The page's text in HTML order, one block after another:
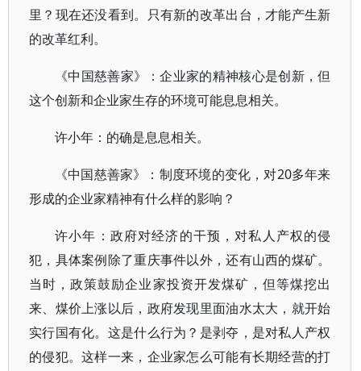
里？现在还没看到。只有新的改革出台，才能产生新
的改革红利。
《中国慈善家》：企业家的精神核心是创新，但
这个创新和企业家生存的环境可能息息相关。
许小年：的确是息息相关。
《中国慈善家》：制度环境的变化，对20多年来
形成的企业家精神有什么样的影响？
许小年：政府对经济的干预，对私人产权的侵
犯，具体案例除了重庆事件以外，还有山西的煤矿。
当时，政策鼓励企业家投资开发煤矿，但等煤挖出
来、煤价上涨以后，政府发现里面油水太大，就开始
实行国有化。这是什么行为？是剥夺，是对私人产权
的侵犯。这样一来，企业家怎么可能有长期经营的打